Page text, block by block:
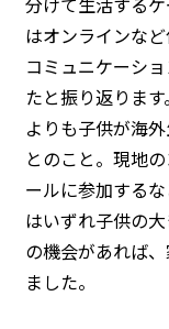
はオンラインな
コミュニケーシ
たと振り返りま
よりも子供が海
とのこと。現地
ールに参加する
はいずれ子供の
の機会があれば
ました。